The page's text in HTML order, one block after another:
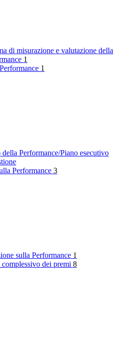
di misurazione e valutazione della
1
1
della Performance/Piano esecutivo
Performance 3
sulla Performance 1
dei premi 8